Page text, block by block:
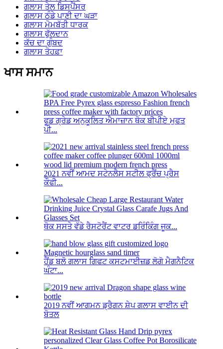
ਗਲਾਸ ਤੇਲ ਡਿਸਪੈਂਸਰ
ਗਲਾਸ ਠੰਡੇ ਪਾਣੀ ਦਾ ਘੜਾ
ਗਲਾਸ ਮੋਮਬੱਤੀ ਧਾਰਕ
ਗਲਾਸ ਫੁੱਲਦਾਨ
ਕੱਚ ਦਾ ਗੁੰਬਦ
ਗਲਾਸ ਤੋਹਫ਼ਾ
ਖਾਸ ਸਮਾਨ
ਫੂਡ ਗ੍ਰੇਡ ਅਨੁਕੂਲਿਤ ਐਮਾਜ਼ਾਨ ਥੋਕ ਬੀਪੀਏ ਮੁਫਤ
ਪੀ...
2021 ਨਵੀਂ ਆਮਦ ਸਟੇਨਲੈਸ ਸਟੀਲ ਫ੍ਰੈਂਚ ਪ੍ਰੈਸ
ਕੌਫੀ...
ਥੋਕ ਸਸਤੇ ਵੱਡੇ ਰੈਸਟੋਰੈਂਟ ਵਾਟਰ ਡਰਿੰਕਿੰਗ ਜੂਕ...
ਹੈਂਡ ਬਲੋ ਗਲਾਸ ਗਿਫਟ ਕਸਟਮਾਈਜ਼ਡ ਲੋਗੋ ਮੈਗਨੈਟਿਕ
ਘੰਟਾ...
2019 ਨਵੀਂ ਆਗਮਨ ਡ੍ਰੈਗਨ ਸ਼ੇਪ ਗਲਾਸ ਵਾਈਨ ਦੀ
ਬੋਤਲ